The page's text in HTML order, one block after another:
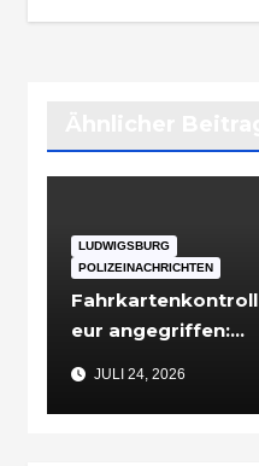
LUDWIGSBURG
POLIZEINACHRICHTEN
Fahrkartenkontroll
eur angegriffen:
Ludwigsburg in
JULI 24, 2026